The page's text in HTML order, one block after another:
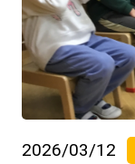
2026/03/12